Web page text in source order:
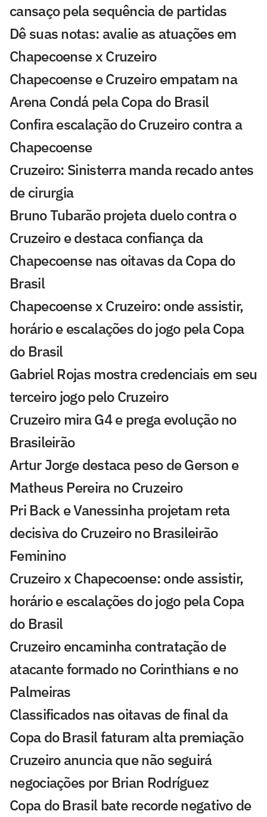
cansaço pela sequência de partidas
Dê suas notas: avalie as atuações em
Chapecoense x Cruzeiro
Chapecoense e Cruzeiro empatam na
Arena Condá pela Copa do Brasil
Confira escalação do Cruzeiro contra a
Chapecoense
Cruzeiro: Sinisterra manda recado antes
de cirurgia
Bruno Tubarão projeta duelo contra o
Cruzeiro e destaca confiança da
Chapecoense nas oitavas da Copa do
Brasil
Chapecoense x Cruzeiro: onde assistir,
horário e escalações do jogo pela Copa
do Brasil
Gabriel Rojas mostra credenciais em seu
terceiro jogo pelo Cruzeiro
Cruzeiro mira G4 e prega evolução no
Brasileirão
Artur Jorge destaca peso de Gerson e
Matheus Pereira no Cruzeiro
Pri Back e Vanessinha projetam reta
decisiva do Cruzeiro no Brasileirão
Feminino
Cruzeiro x Chapecoense: onde assistir,
horário e escalações do jogo pela Copa
do Brasil
Cruzeiro encaminha contratação de
atacante formado no Corinthians e no
Palmeiras
Classificados nas oitavas de final da
Copa do Brasil faturam alta premiação
Cruzeiro anuncia que não seguirá
negociações por Brian Rodríguez
Copa do Brasil bate recorde negativo de